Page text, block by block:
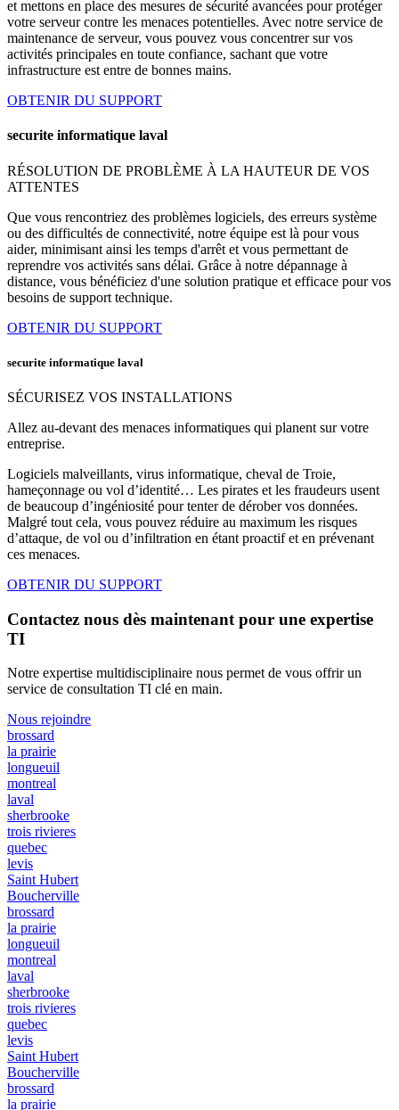
et mettons en place des mesures de sécurité avancées pour protéger
votre serveur contre les menaces potentielles. Avec notre service de
maintenance de serveur, vous pouvez vous concentrer sur vos
activités principales en toute confiance, sachant que votre
infrastructure est entre de bonnes mains.
OBTENIR DU SUPPORT
securite informatique laval
RÉSOLUTION DE PROBLÈME À LA HAUTEUR DE VOS
ATTENTES
Que vous rencontriez des problèmes logiciels, des erreurs système
ou des difficultés de connectivité, notre équipe est là pour vous
aider, minimisant ainsi les temps d'arrêt et vous permettant de
reprendre vos activités sans délai. Grâce à notre dépannage à
distance, vous bénéficiez d'une solution pratique et efficace pour vos
besoins de support technique.
OBTENIR DU SUPPORT
securite informatique laval
SÉCURISEZ VOS INSTALLATIONS
Allez au-devant des menaces informatiques qui planent sur votre
entreprise.
Logiciels malveillants, virus informatique, cheval de Troie,
hameçonnage ou vol d’identité… Les pirates et les fraudeurs usent
de beaucoup d’ingéniosité pour tenter de dérober vos données.
Malgré tout cela, vous pouvez réduire au maximum les risques
d’attaque, de vol ou d’infiltration en étant proactif et en prévenant
ces menaces.
OBTENIR DU SUPPORT
Contactez nous dès maintenant pour une expertise
TI
Notre expertise multidisciplinaire nous permet de vous offrir un
service de consultation TI clé en main.
Nous rejoindre
brossard
la prairie
longueuil
montreal
laval
sherbrooke
trois rivieres
quebec
levis
Saint Hubert
Boucherville
brossard
la prairie
longueuil
montreal
laval
sherbrooke
trois rivieres
quebec
levis
Saint Hubert
Boucherville
brossard
la prairie